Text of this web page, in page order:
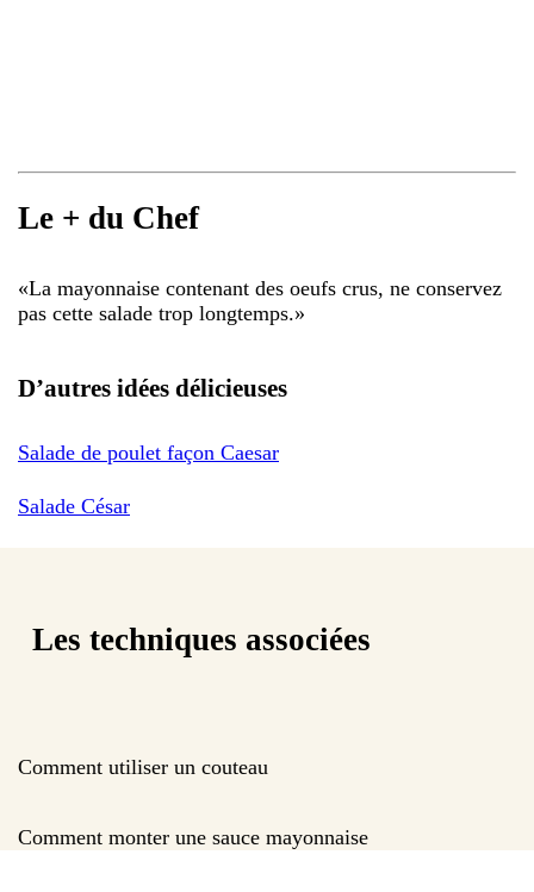
Le + du Chef
«La mayonnaise contenant des oeufs crus, ne conservez
pas cette salade trop longtemps.»
D’autres idées délicieuses
Salade de poulet façon Caesar
Salade César
Les techniques associées
Comment utiliser un couteau
Comment monter une sauce mayonnaise